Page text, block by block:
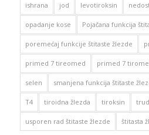
ishrana jod levotiroksin
opadanje kose Pojačana funkcija
poremećaj funkcije štitaste žlezde
primed 7 tireomed primed 7
selen smanjena funkcija štitaste
T4 tiroidna žlezda tiroksin
usporen rad štitaste žlezde štitasta